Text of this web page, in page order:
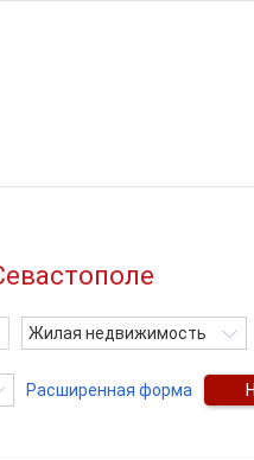
Жилая недвижимость
Расширенная форма